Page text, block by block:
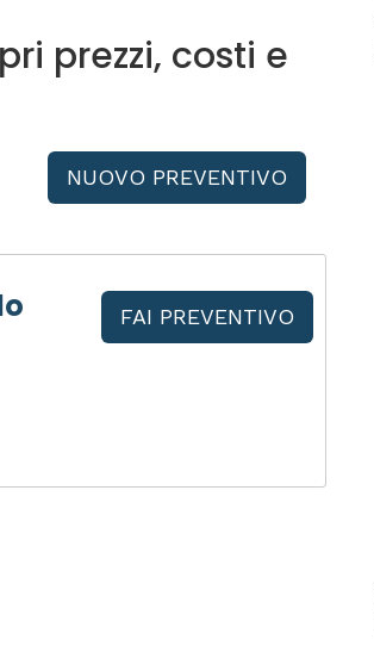
prezzi, costi e
NUOVO PREVENTIVO
FAI PREVENTIVO